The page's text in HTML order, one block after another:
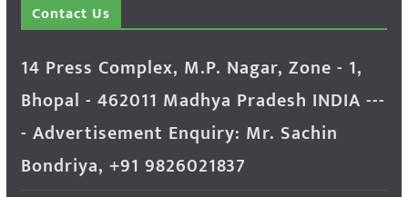
Contact Us
14 Press Complex, M.P. Nagar, Zone - 1,
Bhopal - 462011 Madhya Pradesh INDIA ---
- Advertisement Enquiry: Mr. Sachin
Bondriya, +91 9826021837